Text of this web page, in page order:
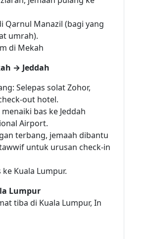
Qarnul Manazil (bagi yang
umrah).
di Mekah
→ Jeddah
Selepas solat Zohor,
out hotel.
bas ke Jeddah
Airport.
terbang, jemaah dibantu
untuk urusan check-in
Kuala Lumpur.
Lumpur
tiba di Kuala Lumpur, In